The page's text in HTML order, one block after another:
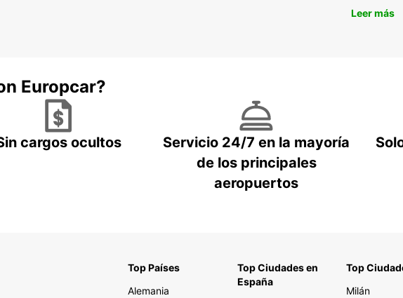
Leer más
Europcar?
cargos ocultos
Servicio 24/7 en la mayoría
de los principales
aeropuertos
Top Países
Alemania
Top Ciudades en
España
Top
Milán